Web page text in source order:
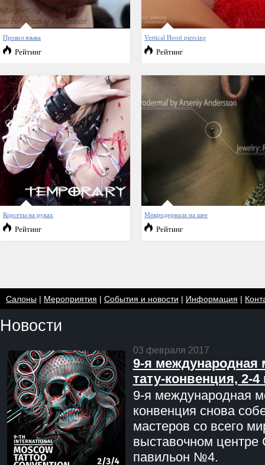
Прокол языка
Рейтинг
Vertical Hood piercing
Рейтинг
Корсеты на руках
Рейтинг
Микродермала на шее
Рейтинг
Салоны| Мероприятия | События и новости | Информация |
Новости
03 февраля 2017
9-я международная
тату-конвенция, 2-
9-я международная
конвенция снова
мастеров со всего
выставочном центре
павильон №4.